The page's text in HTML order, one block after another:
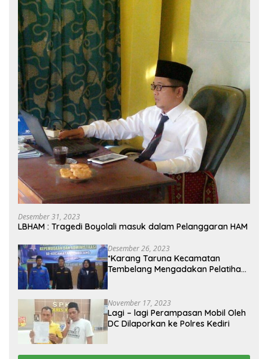
Desember 31, 2023
LBHAM : Tragedi Boyolali masuk dalam Pelanggaran HAM
Desember 26, 2023
*Karang Taruna Kecamatan
Tembelang Mengadakan Pelatihan
November 17, 2023
Lagi – lagi Perampasan Mobil Oleh
DC Dilaporkan ke Polres Kediri